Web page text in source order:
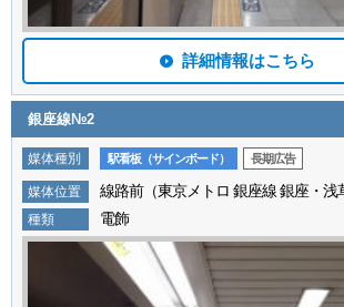
詳細情報はこちら
銀座線№2
媒体種別 駅看板（サインボード） 長期広告
媒体位置 線路前（東京メトロ 銀座線 銀座・浅
種類 電飾